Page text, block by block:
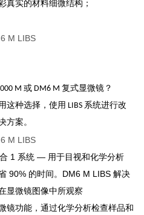
真实的材料细微结构；
M 或 DM6 M 复式显微镜？
种选择，使用 LIBS 系统进行改
方案。
1 系统 — 用于目视和化学分析
90% 的时间。DM6 M LIBS 解决
显微镜图像中所观察
镜功能，通过化学分析检查样品和